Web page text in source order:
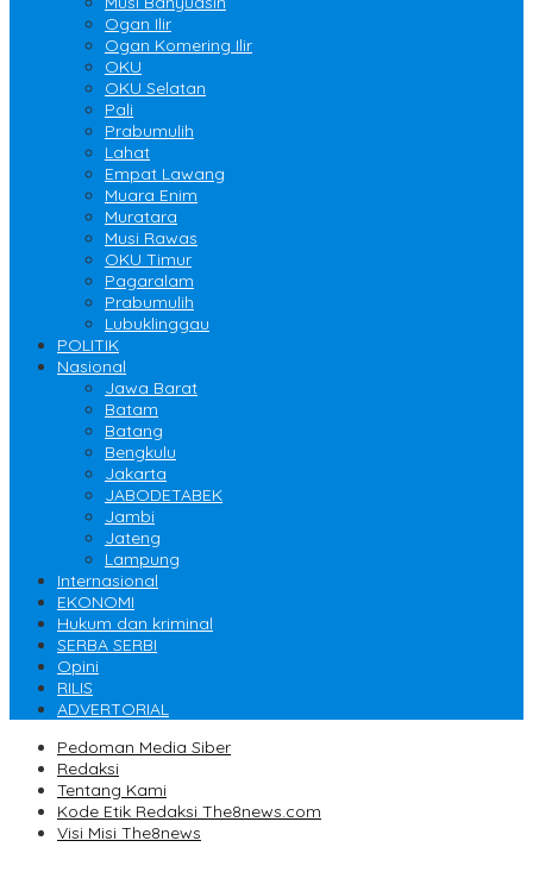
Ogan Ilir
Ogan Komering Ilir
OKU
OKU Selatan
Pali
Prabumulih
Lahat
Empat Lawang
Muara Enim
Muratara
Musi Rawas
OKU Timur
Pagaralam
Prabumulih
Lubuklinggau
POLITIK
Nasional
Jawa Barat
Batam
Batang
Bengkulu
Jakarta
JABODETABEK
Jambi
Jateng
Lampung
Internasional
EKONOMI
Hukum dan kriminal
SERBA SERBI
Opini
RILIS
ADVERTORIAL
Pedoman Media Siber
Redaksi
Tentang Kami
Kode Etik Redaksi The8news.com
Visi Misi The8news